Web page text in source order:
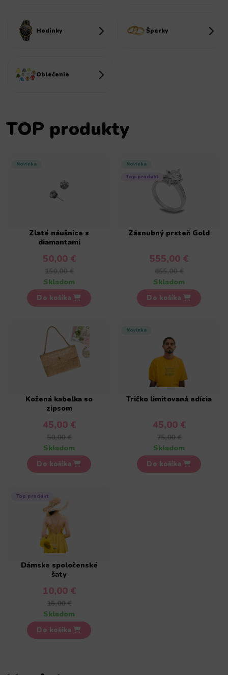
Hodinky Šperky
Oblečenie
TOP produkty
Novinka
Zlaté náušnice s
diamantami
50,00 €
150,00 €
Skladom
Do košíka
Novinka
Top produkt
Zásnubný prsteň Gold
555,00 €
655,00 €
Skladom
Do košíka
Kožená kabelka so
zipsom
45,00 €
50,00 €
Skladom
Do košíka
Novinka
Tričko limitovaná edícia
45,00 €
75,00 €
Skladom
Do košíka
Top produkt
Dámske spoločenské
šaty
10,00 €
15,00 €
Skladom
Do košíka